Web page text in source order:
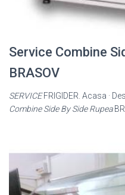
Service Combine
BRASOV
SERVICEFRIGIDER. Acasa ·
Combine Side By Side Rupea